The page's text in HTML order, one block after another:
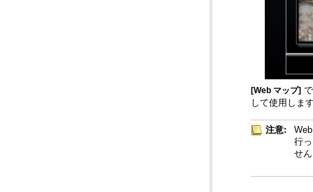
[Web マップ]
して使用しま
注意:
せ